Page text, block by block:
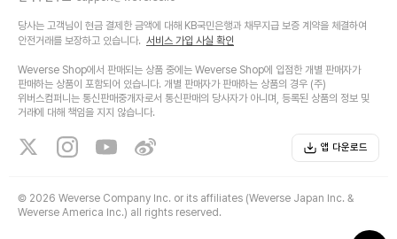
당사는 고객님이 현금 결제한 금액에 대해 KB국민은행과 채무지급 보증 계약을 체결하여
안전거래를 보장하고 있습니다. 서비스 가입 사실 확인
Weverse Shop에서 판매되는 상품 중에는 Weverse Shop에 입점한 개별 판매자가
판매하는 상품이 포함되어 있습니다. 개별 판매자가 판매하는 상품의 경우 (주)
위버스컴퍼니는 통신판매중개자로서 통신판매의 당사자가 아니며, 등록된 상품의 정보 및
거래에 대해 책임을 지지 않습니다.
앱 다운로드
© 2026 Weverse Company Inc. or its affiliates (Weverse Japan Inc. &
Weverse America Inc.) all rights reserved.